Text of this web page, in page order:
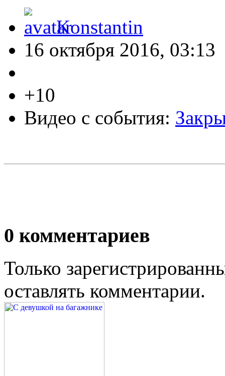
Konstantin
16 октября 2016, 03:13
+10
Видео с события:
0 комментариев
Только
оставлять комментарии.